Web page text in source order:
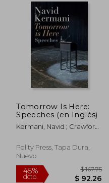
$ 35.48
Tomorrow Is Here:
Speeches (en Inglés)
Kermani, Navid ; Crawford,
Polity Press, Tapa Dura,
Nuevo